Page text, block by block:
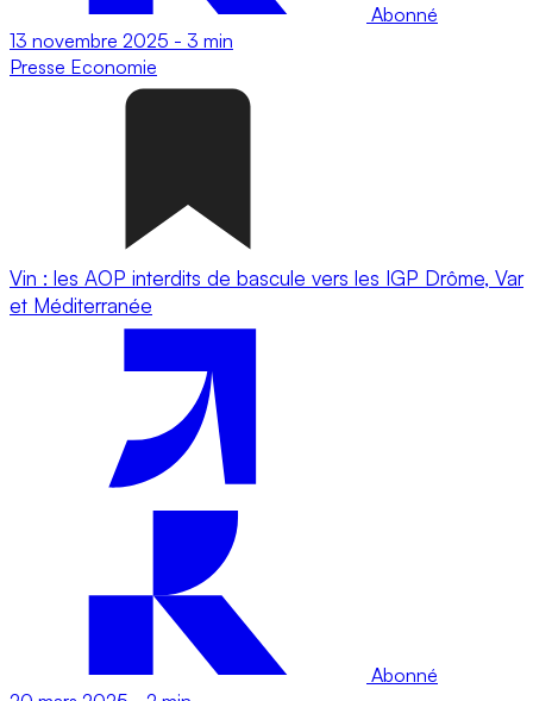
Abonné
13 novembre 2025 - 3 min
Presse Economie
Vin : les AOP interdits de bascule vers les IGP Drôme, Var
et Méditerranée
Abonné